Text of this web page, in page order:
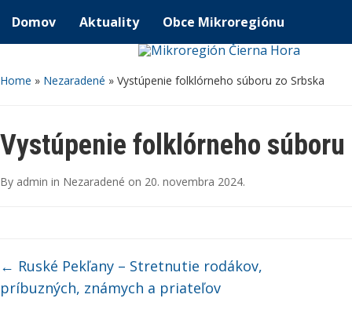
Domov Aktuality Obce Mikroregiónu
Home » Nezaradené » Vystúpenie folklórneho súboru zo Srbska
Vystúpenie folklórneho súboru
By admin in Nezaradené on 20. novembra 2024.
← Ruské Pekľany – Stretnutie rodákov,
príbuzných, známych a priateľov